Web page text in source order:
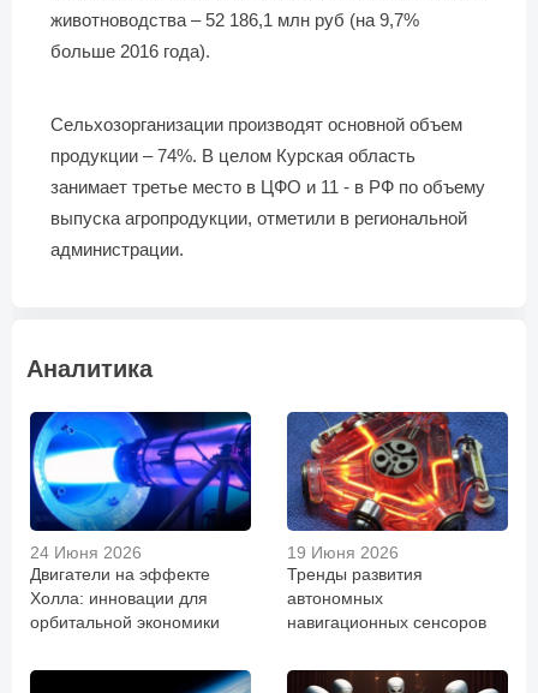
животноводства – 52 186,1 млн руб (на 9,7%
больше 2016 года).
Сельхозорганизации производят основной объем
продукции – 74%. В целом Курская область
занимает третье место в ЦФО и 11 - в РФ по объему
выпуска агропродукции, отметили в региональной
администрации.
Аналитика
24 Июня 2026
Двигатели на эффекте
Холла: инновации для
орбитальной экономики
19 Июня 2026
Тренды развития
автономных
навигационных сенсоров